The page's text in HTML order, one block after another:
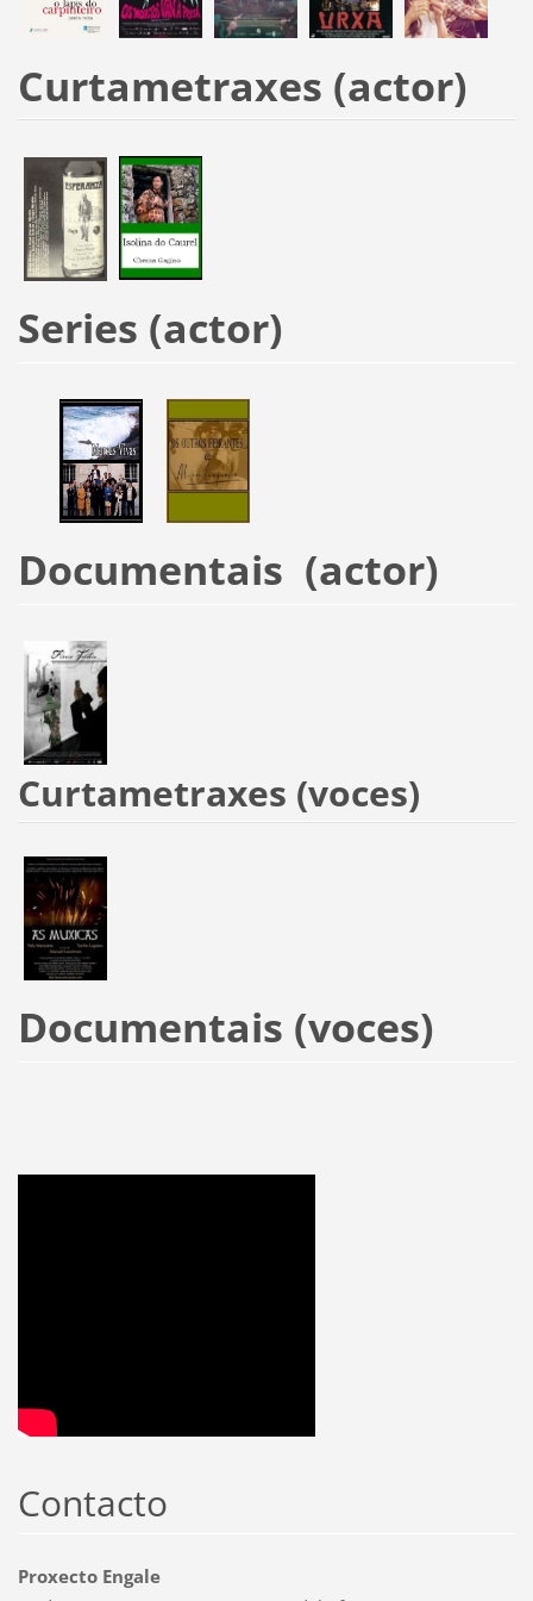
Curtametraxes (actor)
Series (actor)
Documentais (actor)
Curtametraxes (voces)
Documentais (voces)
Contacto
Proxecto Engale